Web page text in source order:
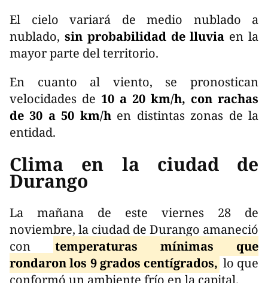
El cielo variará de medio nublado a
nublado, sin probabilidad de lluvia en la
mayor parte del territorio.
En cuanto al viento, se pronostican
velocidades de 10 a 20 km/h, con rachas
de 30 a 50 km/h en distintas zonas de la
entidad.
Clima en la ciudad de
Durango
La mañana de este viernes 28 de
noviembre, la ciudad de Durango amaneció
con
temperaturas mínimas que
rondaron los 9 grados centígrados, lo que
conformó un ambiente frío en la capital.